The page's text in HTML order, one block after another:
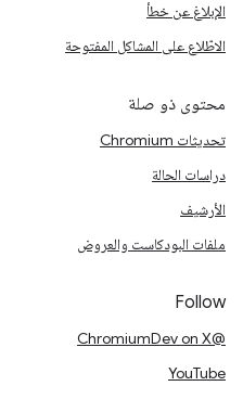
الإبلاغ عن خطأ
الاطّلاع على المشاكل المفتوحة
محتوى ذو صلة
تحديثات Chromium
دراسات الحالة
الأرشيف
ملفات البودكاست والعروض
Follow
@ChromiumDev on X
YouTube